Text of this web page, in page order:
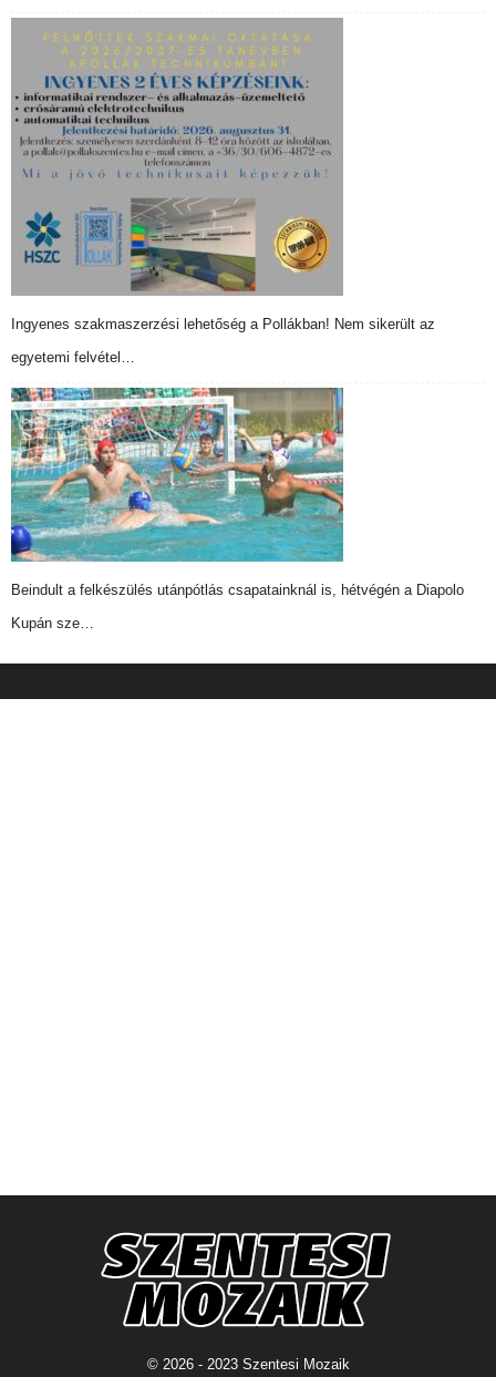
Ingyenes szakmaszerzési lehetőség a Pollákban! Nem sikerült az
egyetemi felvétel…
Beindult a felkészülés utánpótlás csapatainknál is, hétvégén a Diapolo
Kupán sze…
© 2026 - 2023 Szentesi Mozaik